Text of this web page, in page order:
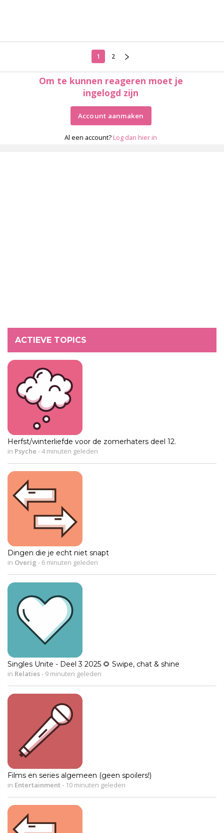
1 2
Om te kunnen reageren moet je
ingelogd zijn
Account aanmaken
Al een account? Log dan hier in
ACTIEVE TOPICS
Herfst/winterliefde voor de zomerhaters deel 12.
in Psyche -4 minuten geleden
Dingen die je echt niet snapt
in Overig - 6 minuten geleden
Singles Unite - Deel 3 2025 🌻 Swipe, chat & shine
in Relaties- 9 minuten geleden
Films en series algemeen (geen spoilers!)
in Entertainment- 10 minuten geleden